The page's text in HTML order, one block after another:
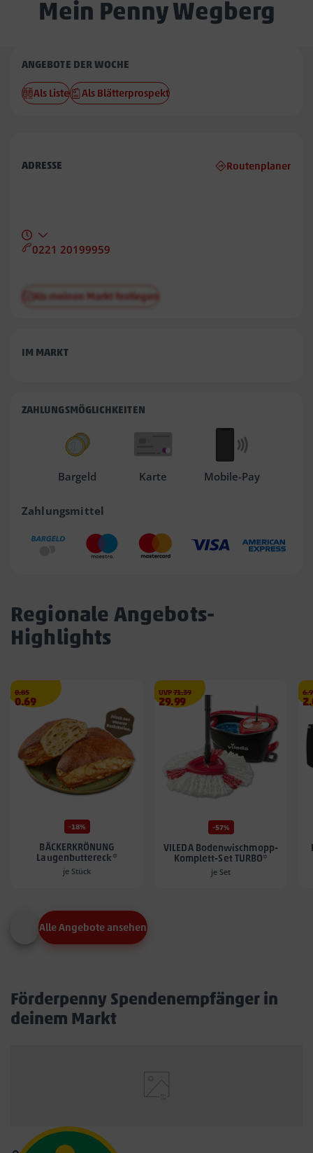
Mein Penny Wegberg
Penny
Wegberg
ANGEBOTE DER WOCHE
Als Liste Als Blätterprospekt
ADRESSE Routenplaner
0221 20199959
Als meinen Markt festlegen
IM MARKT
ZAHLUNGSMÖGLICHKEITEN
Bargeld Karte Mobile-Pay
Zahlungsmittel
Regionale Angebots-
Highlights
Streichpreis
0.85€
Angebotspreis
0.69
0.69
-18%
BÄCKERKRÖNUNG
Laugenbuttereck*
je Stück
UVP71.39€
Angebotspreis
29.99
29.99
-57%
VILEDA Bodenwischmopp-
Komplett-Set TURBO*
je Set
Alle Angebote ansehen
Förderpenny Spendenempfänger in
deinem Markt